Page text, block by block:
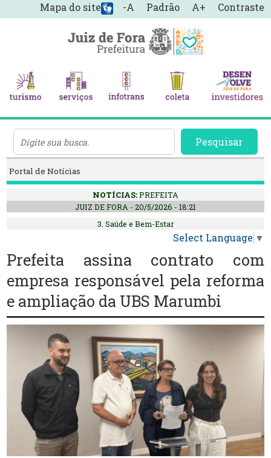
-A Padrão A+ Contraste
Mapa do site
Pesquisar
Portal de Notícias
NOTÍCIAS:PREFEITA
JUIZ DE FORA - 20/5/2026 - 18:21
3. Saúde e Bem-Estar
Select Language ▼
Prefeita assina contrato com
empresa responsável pela reforma
e ampliação da UBS Marumbi